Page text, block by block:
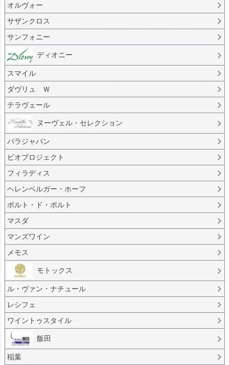
オルヴォー
サザンクロス
サンフォニー
ディオニー
スマイル
ダヴリュ Ｗ
テラヴェール
ヌーヴェル・セレクション
パラジャパン
ビオプロジェクト
フィラディス
ヘレンベルガー・ホーフ
ポルト・ド・ポルト
マスダ
マンズワイン
メモス
モトックス
ル・ヴァン・ナチュール
レシフェ
ワイントゥスタイル
飯田
稲葉